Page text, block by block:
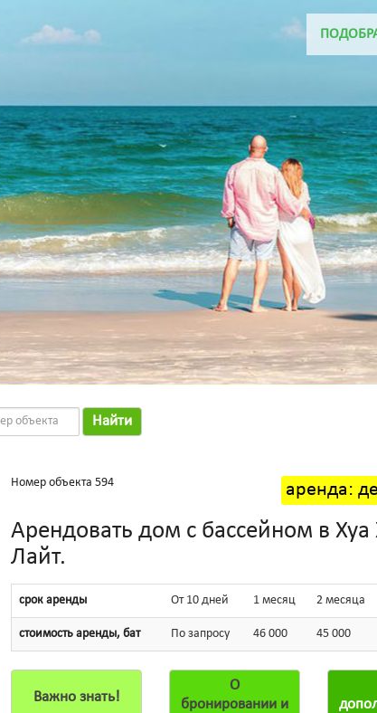
Найти
Номер объекта 594 аренда:
Арендовать дом с бассейном в
Лайт.
срок аренды От 10 дней 1 месяц 2 месяца
стоимость аренды, бат По запросу 46 000 45 000
Важно знать!
О
бронировании и